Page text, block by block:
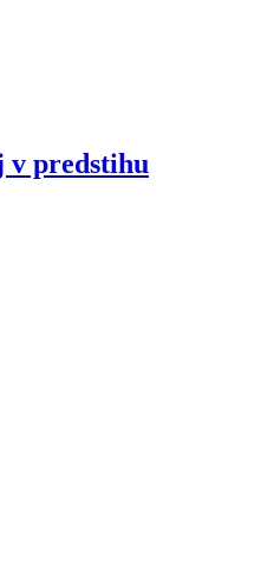
v predstihu